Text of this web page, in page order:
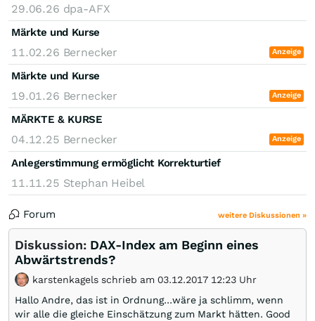
29.06.26 dpa-AFX
Märkte und Kurse
11.02.26 Bernecker Anzeige
Märkte und Kurse
19.01.26 Bernecker Anzeige
MÄRKTE & KURSE
04.12.25 Bernecker Anzeige
Anlegerstimmung ermöglicht Korrekturtief
11.11.25 Stephan Heibel
Forum weitere Diskussionen »
Diskussion: DAX-Index am Beginn eines
Abwärtstrends?
karstenkagels schrieb am 03.12.2017 12:23 Uhr
Hallo Andre, das ist in Ordnung...wäre ja schlimm, wenn
wir alle die gleiche Einschätzung zum Markt hätten. Good